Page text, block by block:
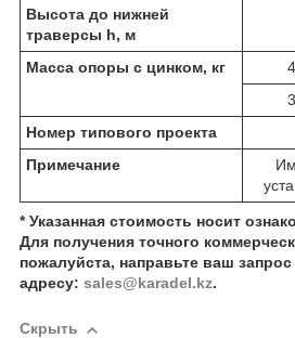
Высота до нижней
траверсы h, м
Масса опоры с цинком, кг
Номер типового проекта
Примечание
* Указанная стоимость носит
Для получения точного
пожалуйста, направьте ваш запрос
адресу: sales@karadel.kz.
Скрыть